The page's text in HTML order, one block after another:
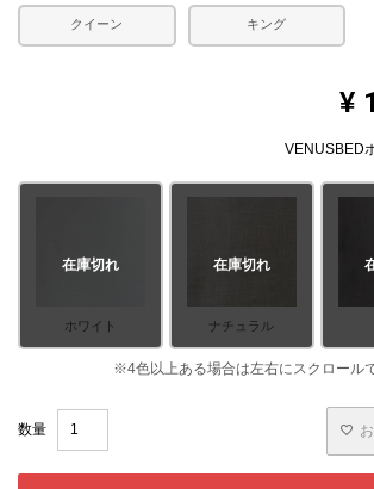
クイーン キング
¥
VENUSBED
ホワイト
在庫切れ
ナチュラル
在庫切れ